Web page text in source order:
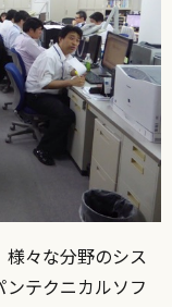
様々な分野のシス
テクニカルソフ